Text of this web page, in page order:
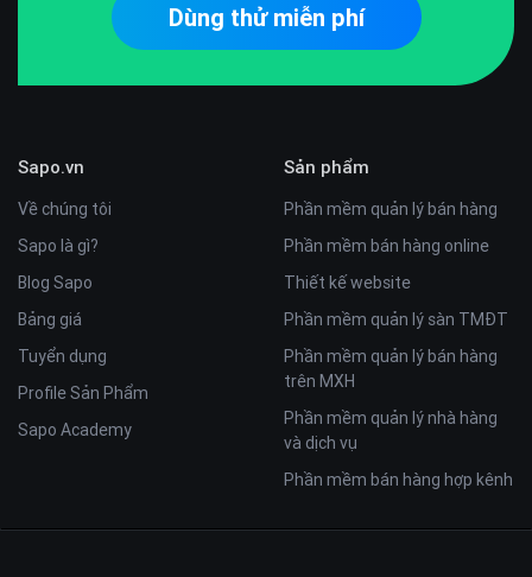
Dùng thử miễn phí
Sapo.vn
Về chúng tôi
Sapo là gì?
Blog Sapo
Bảng giá
Tuyển dụng
Profile Sản Phẩm
Sapo Academy
Sản phẩm
Phần mềm quản lý bán hàng
Phần mềm bán hàng online
Thiết kế website
Phần mềm quản lý sàn TMĐT
Phần mềm quản lý bán hàng
trên MXH
Phần mềm quản lý nhà hàng
và dịch vụ
Phần mềm bán hàng hợp kênh